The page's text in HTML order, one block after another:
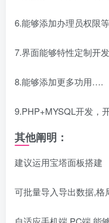
6.能够添加办理员权限等
7.界面能够特性定制开发
8.能够添加更多功用….
9.PHP+MYSQL开发，
其他阐明：
建议运用宝塔面板搭建
可批量导入导出数据,格